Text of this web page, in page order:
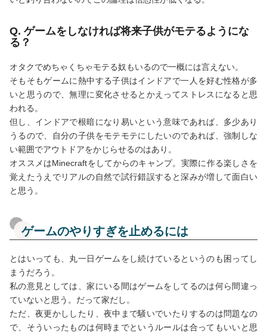
Q. ゲームをしなければ将来子供がモテるようにな
る？
オタクでめちゃくちゃモテる奴もいるので一概には言えない。
そもそもゲームに熱中する子供はインドアで一人を好む性格が多
いと思うので、無理に変化させるとかえってストレスになると思
われる。
但し、インドアで根暗になり易いという意味であれば、多少あり
うるので、自分の子供をモテモテにしたいのであれば、強制しな
い範囲でアウトドアをかじらせるのはあり。
オススメはMinecraftをしてからのキャンプ。実際に作る楽しさを
覚えたうえでリアルの自然で試行錯誤すると深みが増して面白い
と思う。
ゲームのやりすぎを止めるには
とはいっても、丸一日ゲームをし続けているというのも困ってし
まうだろう。
私の意見としては、家にいる間はゲームをしてるのは何ら間違っ
ていないと思う。だって家だし。
ただ、夜更かししたり、夜中まで騒いでいたりするのは問題なの
で、そういったものは何時までというルールは合ってもいいと思